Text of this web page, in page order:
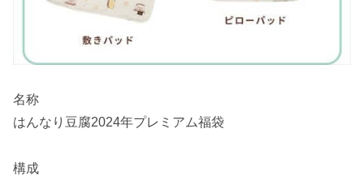
名称
はんなり豆腐2024年プレミアム福袋
構成